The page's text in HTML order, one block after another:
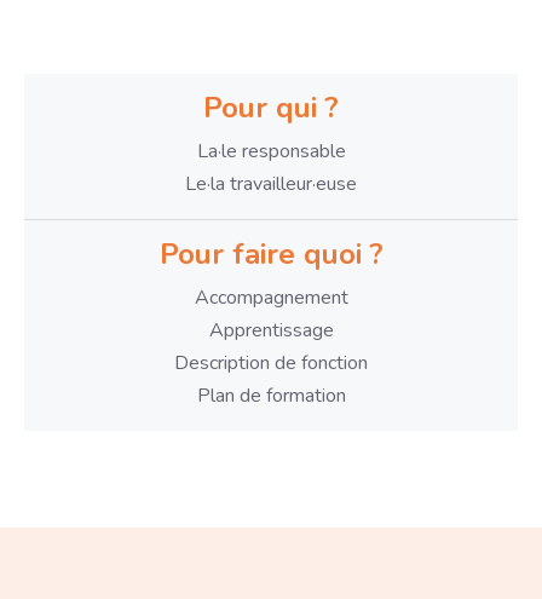
Pour qui ?
La·le responsable
Le·la travailleur·euse
Pour faire quoi ?
Accompagnement
Apprentissage
Description de fonction
Plan de formation